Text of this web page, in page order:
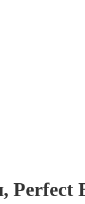
Perfect